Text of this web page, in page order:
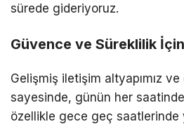
sürede gideriyoruz.
Güvence ve Süreklilik
Gelişmiş iletişim altyapımız
sayesinde, günün her
özellikle gece geç